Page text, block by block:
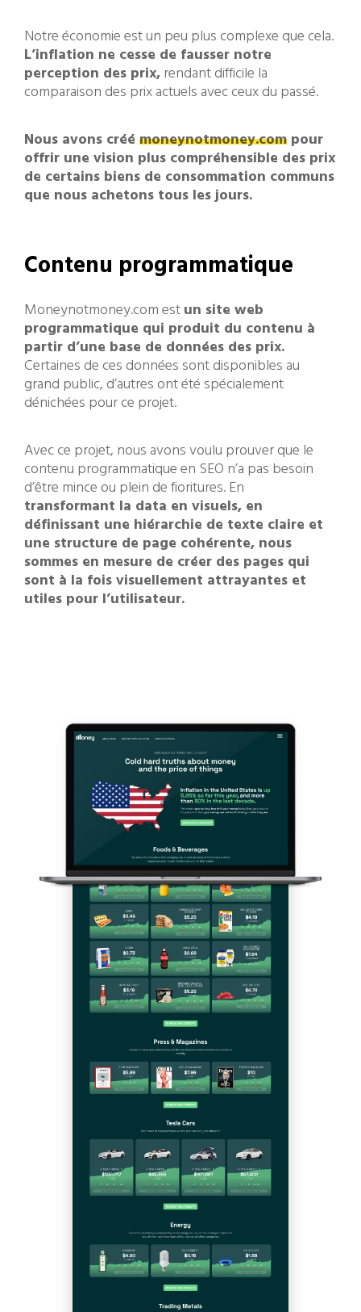
Notre économie est un peu plus complexe que cela.
L’inflation ne cesse de fausser notre
perception des prix,rendant difficile la
comparaison des prix actuels avec ceux du passé.
Nous avons créé moneynotmoney.com pour
offrir une vision plus compréhensible des prix
de certains biens de consommation communs
que nous achetons tous les jours.
Contenu programmatique
Moneynotmoney.com estun site web
programmatique qui produit du contenu à
partir d’une base de données des prix.
Certaines de ces données sont disponibles au
grand public, d’autres ont été spécialement
dénichées pour ce projet.
Avec ce projet, nous avons voulu prouver que le
contenu programmatique en SEO n’a pas besoin
d’être mince ou plein de fioritures. En
transformant la data en visuels, en
définissant une hiérarchie de texte claire et
une structure de page cohérente, nous
sommes en mesure de créer des pages qui
sont à la fois visuellement attrayantes et
utiles pour l’utilisateur.